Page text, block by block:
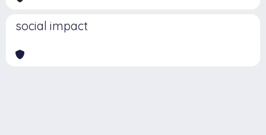
social impact